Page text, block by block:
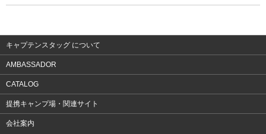
ウェア
キャプテンスタッグ について
AMBASSADOR
CATALOG
提携キャンプ場・関連サイト
会社案内